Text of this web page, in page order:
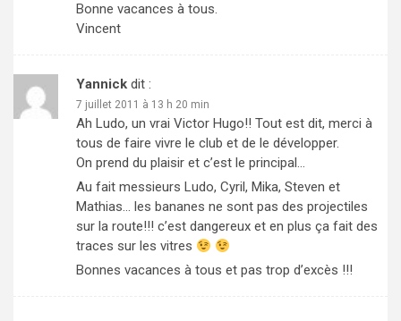
Bonne vacances à tous.
Vincent
Yannick dit :
7 juillet 2011 à 13 h 20 min
Ah Ludo, un vrai Victor Hugo!! Tout est dit, merci à
tous de faire vivre le club et de le développer.
On prend du plaisir et c’est le principal…
Au fait messieurs Ludo, Cyril, Mika, Steven et
Mathias… les bananes ne sont pas des projectiles
sur la route!!! c’est dangereux et en plus ça fait des
traces sur les vitres
Bonnes vacances à tous et pas trop d’excès !!!